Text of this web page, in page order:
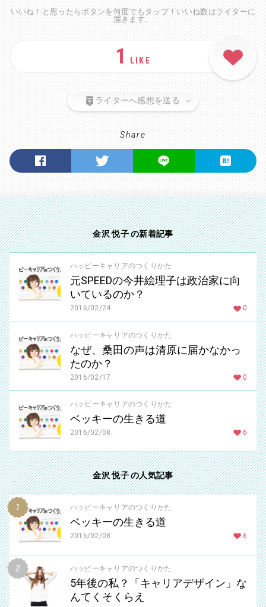
いいね！と思ったらボタンを何度でもタップ！いいね数はライターに
届きます。
1 LIKE
ライターへ感想を送る
Share
金沢 悦子 の新着記事
ハッピーキャリアのつくりかた
元SPEEDの今井絵理子は政治家に向
いているのか？
2016/02/24 0
ハッピーキャリアのつくりかた
なぜ、桑田の声は清原に届かなかっ
たのか？
2016/02/17 0
ハッピーキャリアのつくりかた
ベッキーの生きる道
2016/02/08 6
金沢 悦子 の人気記事
ハッピーキャリアのつくりかた
ベッキーの生きる道
2016/02/08 6
ハッピーキャリアのつくりかた
5年後の私？「キャリアデザイン」な
んてくそくらえ